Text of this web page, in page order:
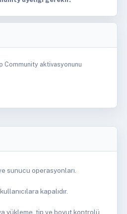
Community aktivasyonunu
sunucu operasyonları.
kapalıdır.
yükleme, tip ve boyut kontrolü.